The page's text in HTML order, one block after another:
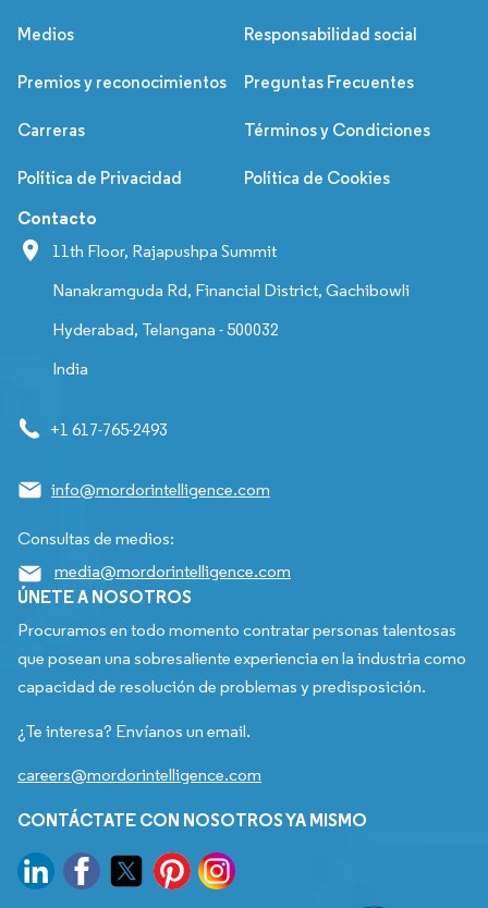
Medios Responsabilidad social
Premios y reconocimientos Preguntas Frecuentes
Carreras Términos y Condiciones
Política de Privacidad Política de Cookies
Contacto
11th Floor, Rajapushpa Summit
Nanakramguda Rd, Financial District, Gachibowli
Hyderabad, Telangana - 500032
India
+1 617-765-2493
info@mordorintelligence.com
Consultas de medios:
media@mordorintelligence.com
ÚNETE A NOSOTROS
Procuramos en todo momento contratar personas talentosas
que posean una sobresaliente experiencia en la industria como
capacidad de resolución de problemas y predisposición.
¿Te interesa? Envíanos un email.
careers@mordorintelligence.com
CONTÁCTATE CON NOSOTROS YA MISMO